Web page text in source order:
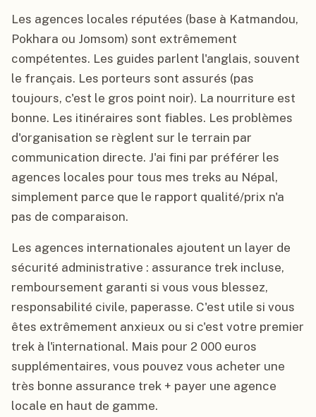
Les agences locales réputées (base à Katmandou,
Pokhara ou Jomsom) sont extrêmement
compétentes. Les guides parlent l'anglais, souvent
le français. Les porteurs sont assurés (pas
toujours, c'est le gros point noir). La nourriture est
bonne. Les itinéraires sont fiables. Les problèmes
d'organisation se règlent sur le terrain par
communication directe. J'ai fini par préférer les
agences locales pour tous mes treks au Népal,
simplement parce que le rapport qualité/prix n'a
pas de comparaison.
Les agences internationales ajoutent un layer de
sécurité administrative : assurance trek incluse,
remboursement garanti si vous vous blessez,
responsabilité civile, paperasse. C'est utile si vous
êtes extrêmement anxieux ou si c'est votre premier
trek à l'international. Mais pour 2 000 euros
supplémentaires, vous pouvez vous acheter une
très bonne assurance trek + payer une agence
locale en haut de gamme.